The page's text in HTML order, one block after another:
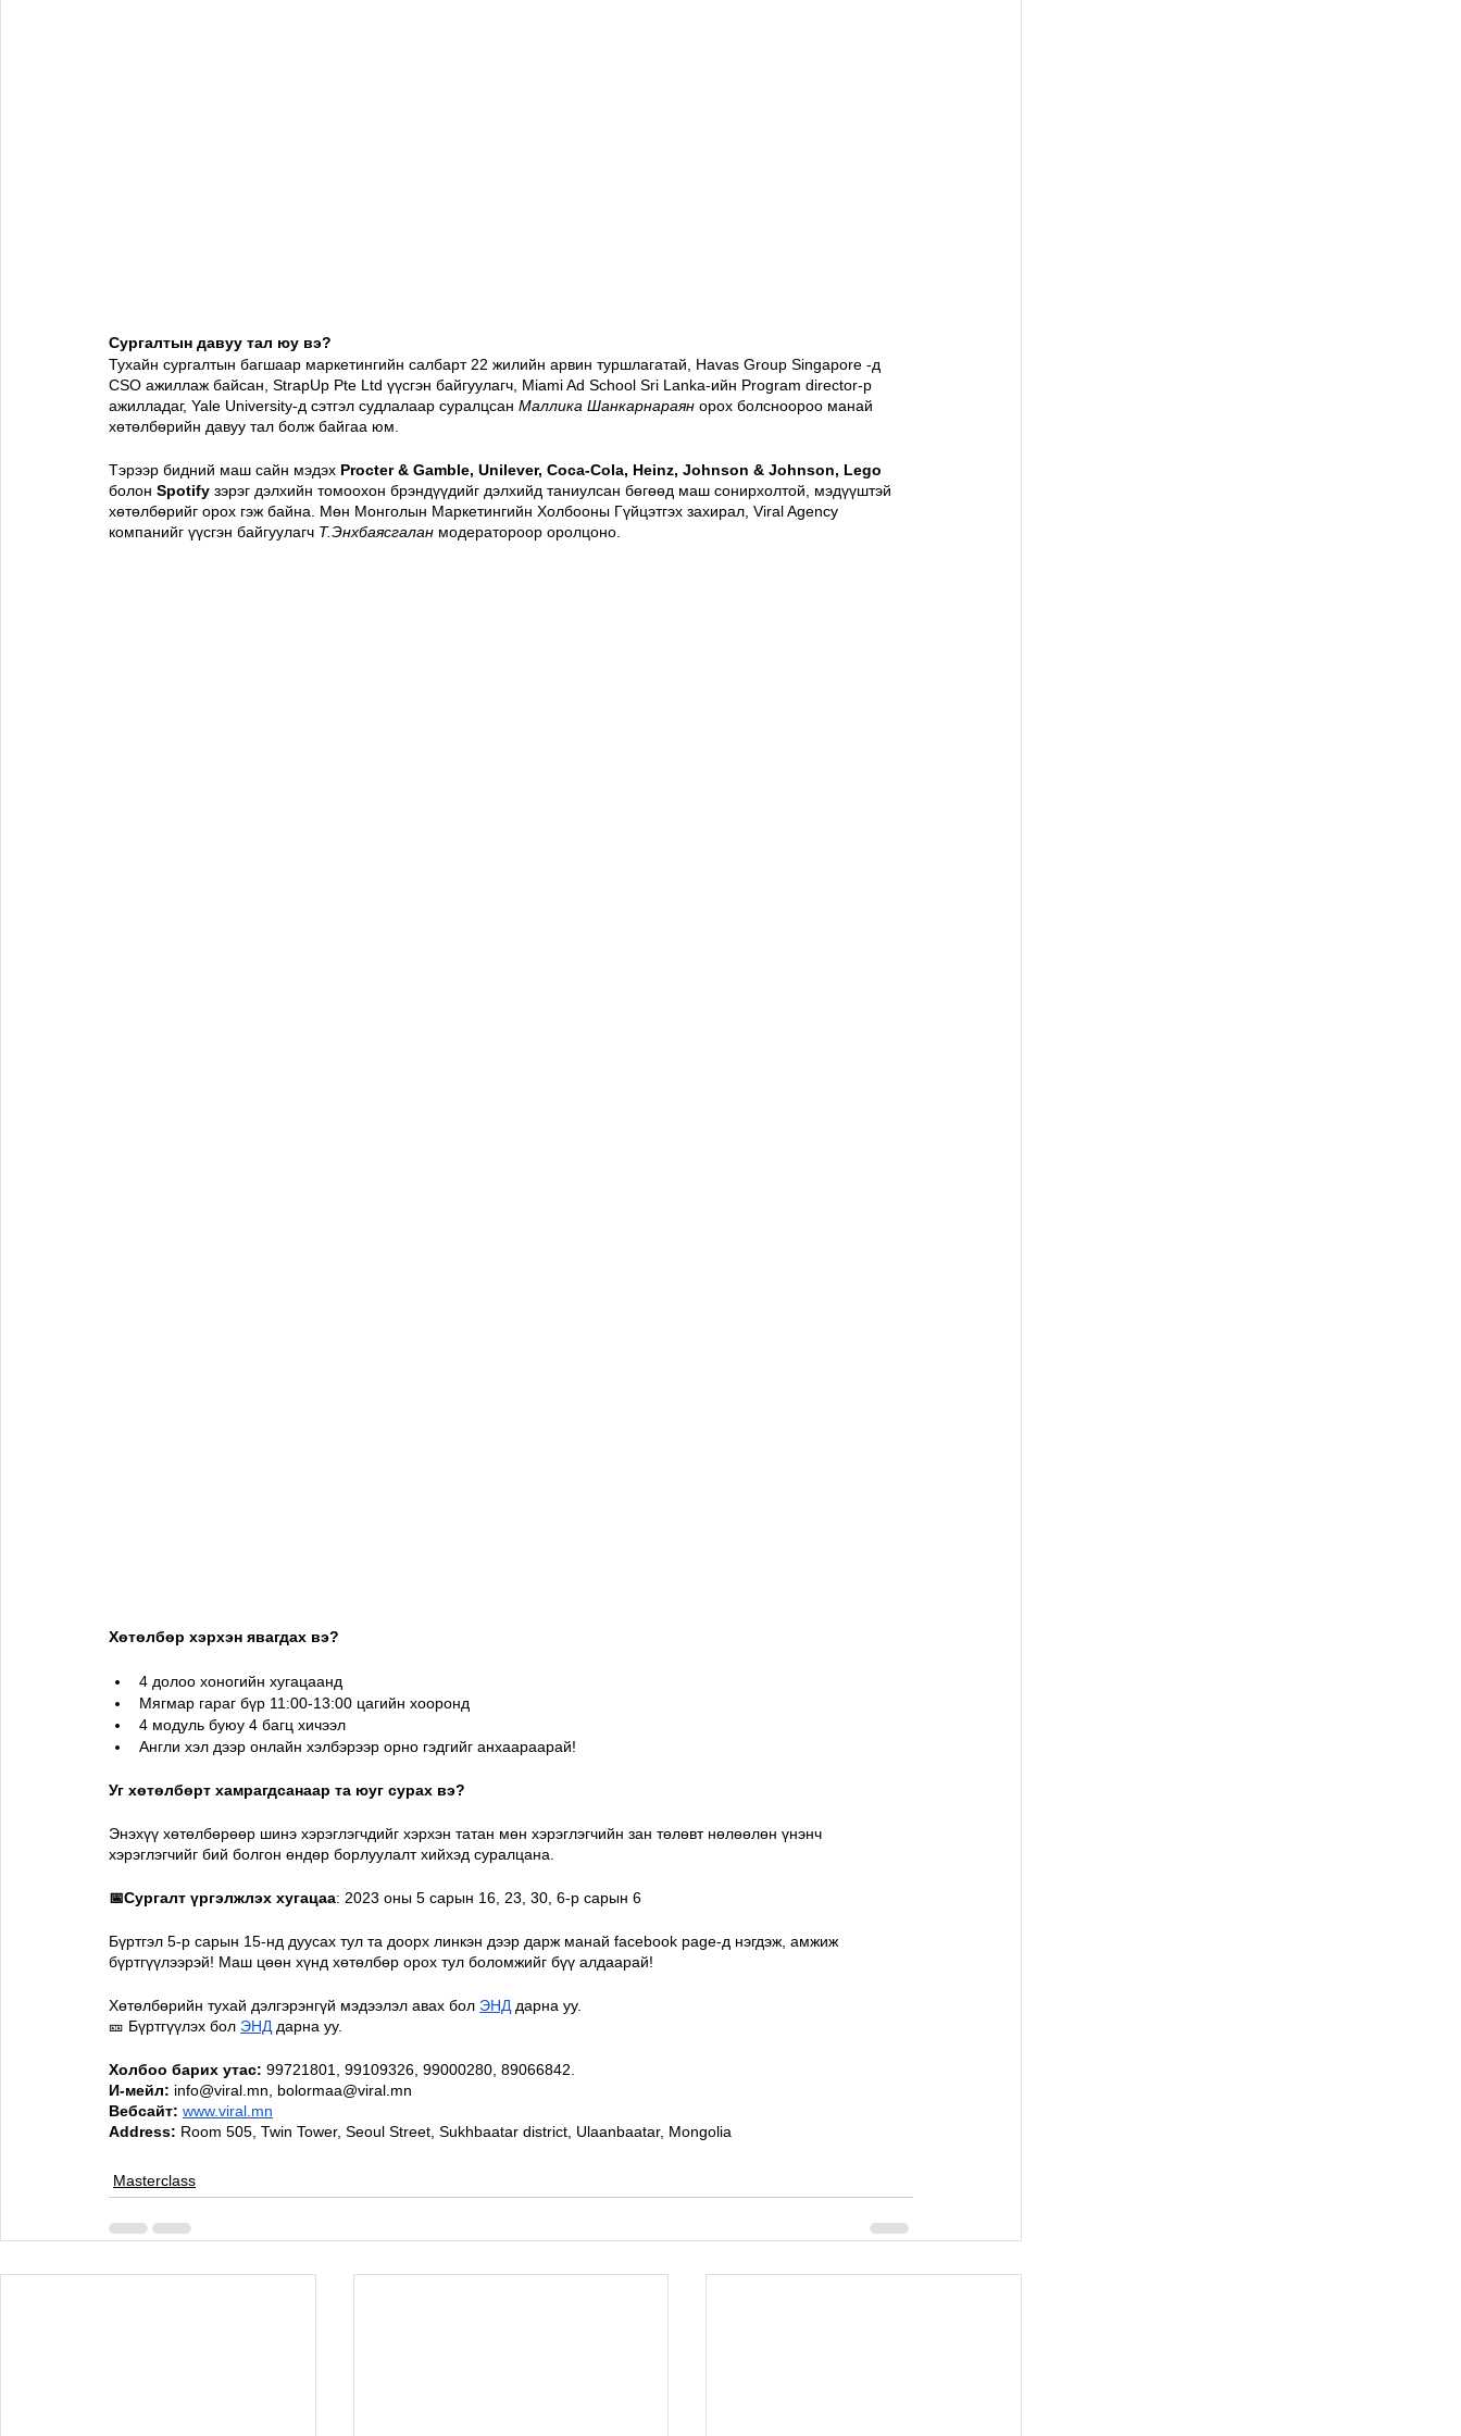
Сургалтын давуу тал юу вэ?
Тухайн сургалтын багшаар маркетингийн салбарт 22 жилийн арвин туршлагатай, Havas Group Singapore -д
CSO ажиллаж байсан, StrapUp Pte Ltd үүсгэн байгуулагч, Miami Ad School Sri Lanka-ийн Program director-р
ажилладаг, Yale University-д сэтгэл судлалаар суралцсан Маллика Шанкарнараян орох болсноороо манай
хөтөлбөрийн давуу тал болж байгаа юм.
Тэрээр бидний маш сайн мэдэх Procter & Gamble, Unilever, Coca-Cola, Heinz, Johnson & Johnson, Lego
болон Spotify зэрэг дэлхийн томоохон брэндүүдийг дэлхийд таниулсан бөгөөд маш сонирхолтой, мэдүүштэй
хөтөлбөрийг орох гэж байна. Мөн Монголын Маркетингийн Холбооны Гүйцэтгэх захирал, Viral Agency
компанийг үүсгэн байгуулагч Т.Энхбаясгалан модератороор оролцоно.
Хөтөлбөр хэрхэн явагдах вэ?
4 долоо хоногийн хугацаанд
Мягмар гараг бүр 11:00-13:00 цагийн хооронд
4 модуль буюу 4 багц хичээл
Англи хэл дээр онлайн хэлбэрээр орно гэдгийг анхаараарай!
Уг хөтөлбөрт хамрагдсанаар та юуг сурах вэ?
Энэхүү хөтөлбөрөөр шинэ хэрэглэгчдийг хэрхэн татан мөн хэрэглэгчийн зан төлөвт нөлөөлөн үнэнч
хэрэглэгчийг бий болгон өндөр борлуулалт хийхэд суралцана.
📅Сургалт үргэлжлэх хугацаа: 2023 оны 5 сарын 16, 23, 30, 6-р сарын 6
Бүртгэл 5-р сарын 15-нд дуусах тул та доорх линкэн дээр дарж манай facebook page-д нэгдэж, амжиж
бүртгүүлээрэй! Маш цөөн хүнд хөтөлбөр орох тул боломжийг бүү алдаарай!
Хөтөлбөрийн тухай дэлгэрэнгүй мэдээлэл авах бол ЭНД дарна уу.
🎫 Бүртгүүлэх бол ЭНД дарна уу.
Холбоо барих утас: 99721801, 99109326, 99000280, 89066842.
И-мейл: info@viral.mn, bolormaa@viral.mn
Вебсайт: www.viral.mn
Address: Room 505, Twin Tower, Seoul Street, Sukhbaatar district, Ulaanbaatar, Mongolia
Masterclass